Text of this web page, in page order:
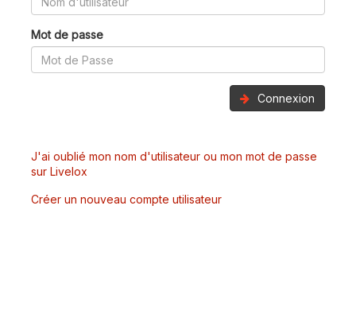
Mot de passe
Connexion
J'ai oublié mon nom d'utilisateur ou mon mot de passe
sur Livelox
Créer un nouveau compte utilisateur